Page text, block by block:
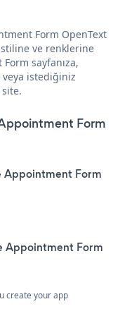
Form OpenText
ve renklerine
sayfanıza,
istediğiniz
Form
Appointment Form
Appointment Form
create your app